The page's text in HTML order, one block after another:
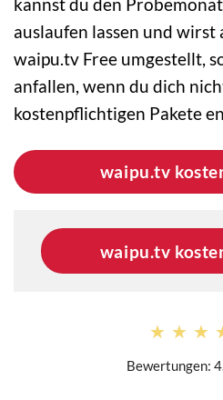
auslaufen lassen und
waipu.tv Free umgestellt,
anfallen, wenn du dich
kostenpflichtigen Pakete
waipu.tv
waipu.tv
Bewertungen: